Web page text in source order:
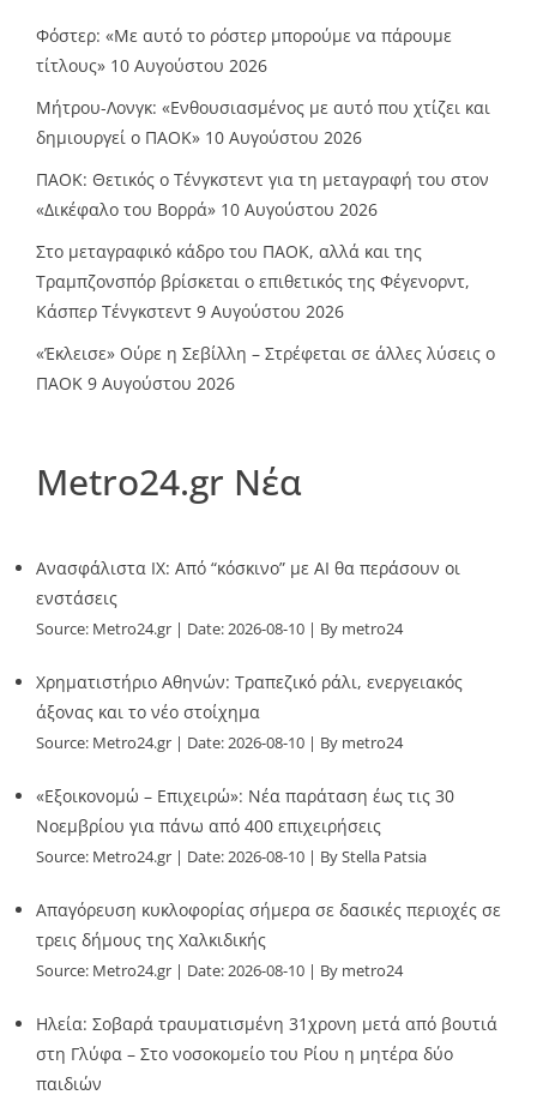
Φόστερ: «Με αυτό το ρόστερ μπορούμε να πάρουμε
τίτλους» 10 Αυγούστου 2026
Μήτρου-Λονγκ: «Ενθουσιασμένος με αυτό που χτίζει και
δημιουργεί ο ΠΑΟΚ» 10 Αυγούστου 2026
ΠΑΟΚ: Θετικός ο Τένγκστεντ για τη μεταγραφή του στον
«Δικέφαλο του Βορρά» 10 Αυγούστου 2026
Στο μεταγραφικό κάδρο του ΠΑΟΚ, αλλά και της
Τραμπζονσπόρ βρίσκεται ο επιθετικός της Φέγενορντ,
Κάσπερ Τένγκστεντ 9 Αυγούστου 2026
«Έκλεισε» Ούρε η Σεβίλλη – Στρέφεται σε άλλες λύσεις ο
ΠΑΟΚ 9 Αυγούστου 2026
Metro24.gr Νέα
Ανασφάλιστα ΙΧ: Από “κόσκινο” με AI θα περάσουν οι
ενστάσεις
Source: Metro24.gr Date: 2026-08-10 By metro24
Χρηματιστήριο Αθηνών: Τραπεζικό ράλι, ενεργειακός
άξονας και το νέο στοίχημα
Source: Metro24.gr Date: 2026-08-10 By metro24
«Εξοικονομώ – Επιχειρώ»: Νέα παράταση έως τις 30
Νοεμβρίου για πάνω από 400 επιχειρήσεις
Source: Metro24.gr Date: 2026-08-10 By Stella Patsia
Απαγόρευση κυκλοφορίας σήμερα σε δασικές περιοχές σε
τρεις δήμους της Χαλκιδικής
Source: Metro24.gr Date: 2026-08-10 By metro24
Ηλεία: Σοβαρά τραυματισμένη 31χρονη μετά από βουτιά
στη Γλύφα – Στο νοσοκομείο του Ρίου η μητέρα δύο
παιδιών